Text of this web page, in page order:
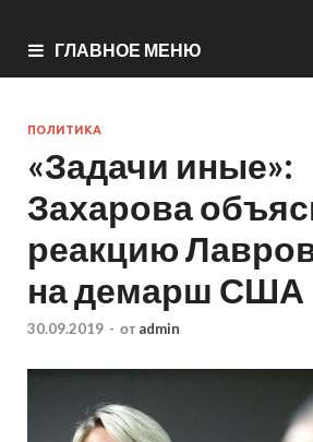
ГЛАВНОЕ МЕНЮ
ПОЛИТИКА
«Задачи иные»:
Захарова
реакцию
на демарш США
30.09.2019 - от admin